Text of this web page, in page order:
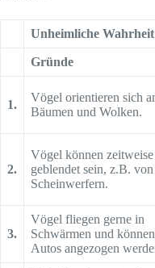
Unheimliche
Gründe
1.
Vögel orientieren sich
Bäumen und Wolken.
2.
Vögel können zeitweise
geblendet sein, z.B. von
Scheinwerfern.
3.
Vögel fliegen gerne in
Schwärmen und
Autos angezogen